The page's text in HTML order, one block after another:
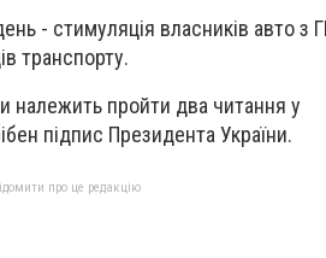
- стимуляція власників авто з
транспорту.
належить пройти два читання у
підпис Президента України.
про це редакцію